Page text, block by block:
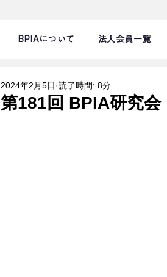
BPIAについて 法人会員一覧
第181回 BPIA研究会
2024年2月5日 読了時間: 8分